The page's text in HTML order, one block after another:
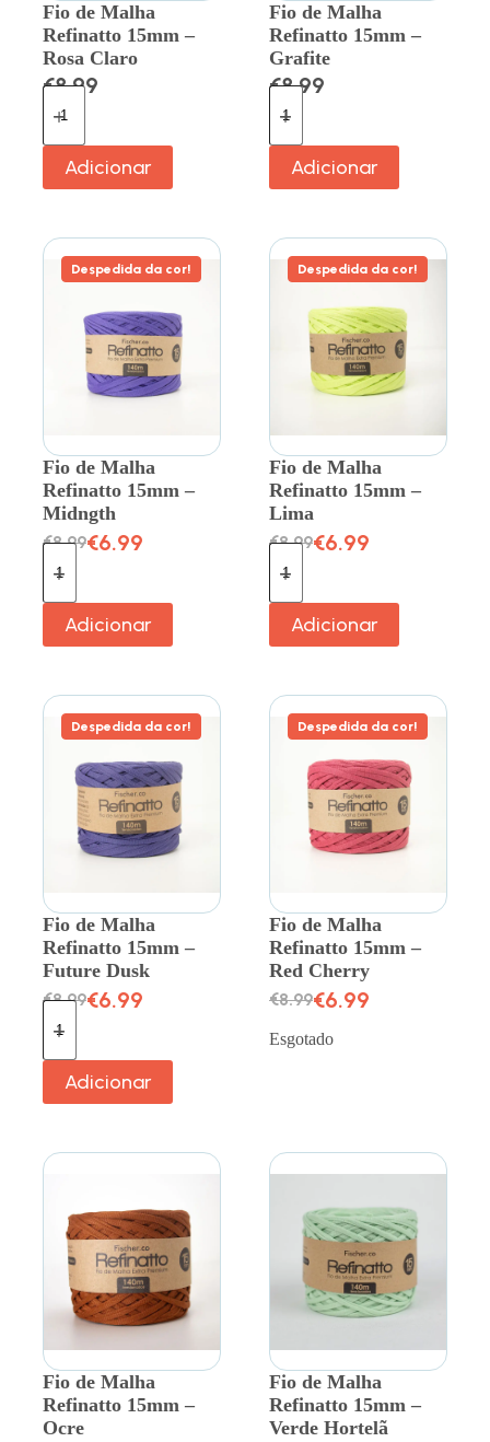
Fio de Malha
Refinatto 15mm –
Rosa Claro
€8.99
Adicionar
Fio de Malha
Refinatto 15mm –
Grafite
€8.99
Adicionar
Despedida da cor!
Fio de Malha
Refinatto 15mm –
Midngth
€8.99€6.99
Adicionar
Despedida da cor!
Fio de Malha
Refinatto 15mm –
Lima
€8.99€6.99
Adicionar
Despedida da cor!
Fio de Malha
Refinatto 15mm –
Future Dusk
€8.99€6.99
Adicionar
Despedida da cor!
Fio de Malha
Refinatto 15mm –
Red Cherry
€8.99€6.99
Esgotado
Fio de Malha
Refinatto 15mm –
Ocre
Fio de Malha
Refinatto 15mm –
Verde Hortelã